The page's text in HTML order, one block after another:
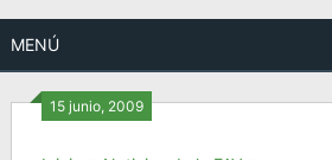
MENÚ
15 junio, 2009